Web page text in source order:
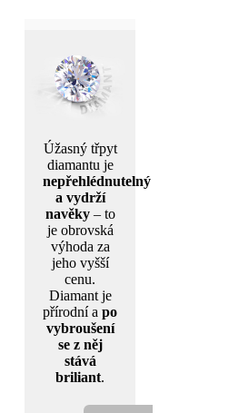
Úžasný třpyt
diamantu je
nepřehlédnutelný
a vydrží
navěky– to
je obrovská
výhoda za
jeho vyšší
cenu.
Diamant je
přírodní a po
vybroušení
se z něj
stává
briliant.